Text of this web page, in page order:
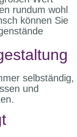
rundum wohl
können Sie
selbständig,
und